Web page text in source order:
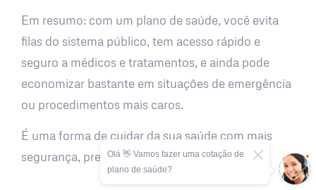
Em resumo: com um plano de saúde, você evita
filas do sistema público, tem acesso rápido e
seguro a médicos e tratamentos, e ainda pode
economizar bastante em situações de emergência
ou procedimentos mais caros.
É uma forma de cuidar da sua saúde com mais
segurança, previsibilidade e tranquilidade.
Olá 👋 Vamos fazer uma cotação de
plano de saúde?